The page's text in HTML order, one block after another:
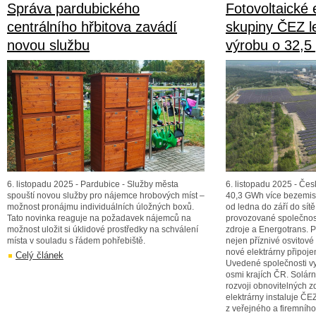
Správa pardubického
centrálního hřbitova zavádí
novou službu
6. listopadu 2025 - Pardubice - Služby města
spouští novou služby pro nájemce hrobových míst –
možnost pronájmu individuálních úložných boxů.
Tato novinka reaguje na požadavek nájemců na
možnost uložit si úklidové prostředky na schválení
místa v souladu s řádem pohřebiště.
Celý článek
Fotovoltaické
skupiny ČEZ
výrobu o 32,5
6. listopadu 2025 -
40,3 GWh více
od ledna do září do
provozované
zdroje a Energotrans.
nejen příznivé
nové elektrárny
Uvedené společnosti
osmi krajích ČR.
rozvoji obnovitelných
elektrárny instaluje
z veřejného a